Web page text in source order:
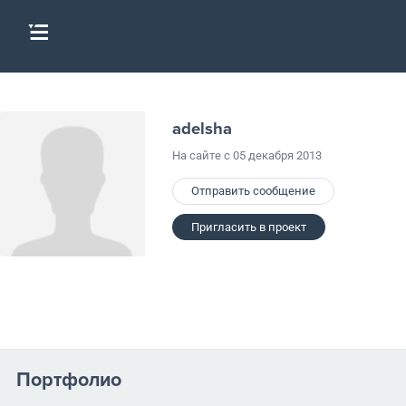
adelsha
На сайте с 05 декабря 2013
Отправить сообщение
Пригласить в проект
Портфолио